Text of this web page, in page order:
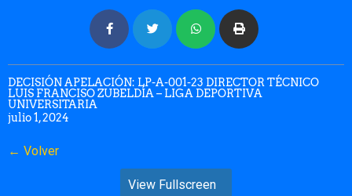
DECISIÓN APELACIÓN: LP-A-001-23 DIRECTOR TÉCNICO
LUIS FRANCISO ZUBELDÍA – LIGA DEPORTIVA
UNIVERSITARIA
julio 1, 2024
← Volver
View Fullscreen